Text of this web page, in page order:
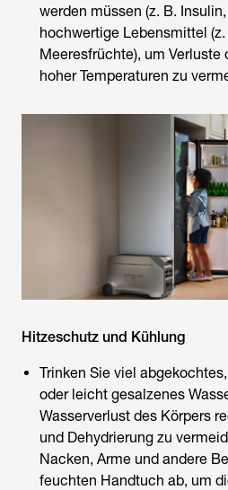
werden müssen (z. B.
hochwertige Lebensmittel
Meeresfrüchte), um Verluste
hoher Temperaturen zu
Hitzeschutz und Kühlung
Trinken Sie viel
oder leicht gesalzenes
Wasserverlust des Körpers
und Dehydrierung zu
Nacken, Arme und andere
feuchten Handtuch ab, um